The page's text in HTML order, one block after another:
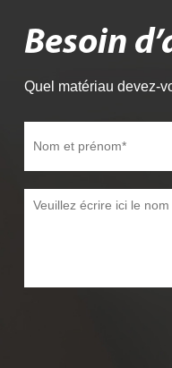
Besoin
Quel matériau devez-